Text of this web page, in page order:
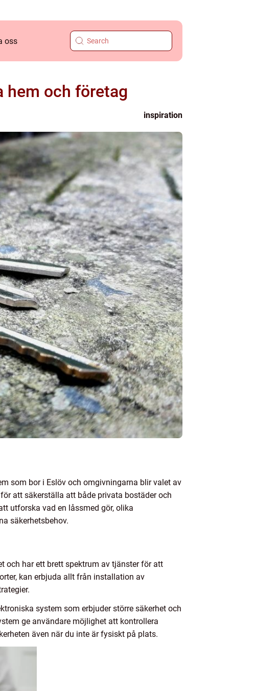
oss
hem och företag
inspiration
som bor i Eslöv och omgivningarna blir valet av
att säkerställa att både privata bostäder och
utforska vad en låssmed gör, olika
säkerhetsbehov.
och har ett brett spektrum av tjänster för att
kan erbjuda allt från installation av
system som erbjuder större säkerhet och
ge användare möjlighet att kontrollera
även när du inte är fysiskt på plats.